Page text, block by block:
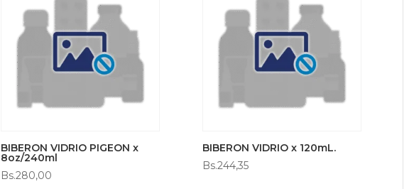
BIBERON VIDRIO PIGEON x
8oz/240ml
Bs.280,00
BIBERON VIDRIO x 120mL.
Bs.244,35